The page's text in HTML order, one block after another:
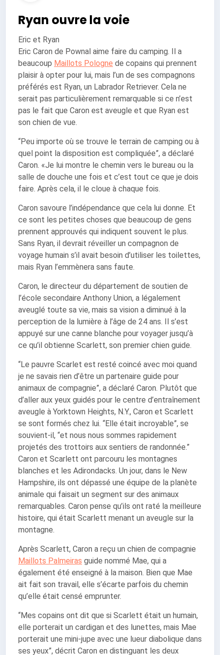
Ryan ouvre la voie
Eric et Ryan
Eric Caron de Pownal aime faire du camping. Il a
beaucoup Maillots Pologne de copains qui prennent
plaisir à opter pour lui, mais l’un de ses compagnons
préférés est Ryan, un Labrador Retriever. Cela ne
serait pas particulièrement remarquable si ce n’est
pas le fait que Caron est aveugle et que Ryan est
son chien de vue.
“Peu importe où se trouve le terrain de camping ou à
quel point la disposition est compliquée”, a déclaré
Caron. «Je lui montre le chemin vers le bureau ou la
salle de douche une fois et c’est tout ce que je dois
faire. Après cela, il le cloue à chaque fois.
Caron savoure l’indépendance que cela lui donne. Et
ce sont les petites choses que beaucoup de gens
prennent approuvés qui indiquent souvent le plus.
Sans Ryan, il devrait réveiller un compagnon de
voyage humain s’il avait besoin d’utiliser les toilettes,
mais Ryan l’emmènera sans faute.
Caron, le directeur du département de soutien de
l’école secondaire Anthony Union, a légalement
aveuglé toute sa vie, mais sa vision a diminué à la
perception de la lumière à l’âge de 24 ans. Il s’est
appuyé sur une canne blanche pour voyager jusqu’à
ce qu’il obtienne Scarlett, son premier chien guide.
“Le pauvre Scarlet est resté coincé avec moi quand
je ne savais rien d’être un partenaire guide pour
animaux de compagnie”, a déclaré Caron. Plutôt que
d’aller aux yeux guidés pour le centre d’entraînement
aveugle à Yorktown Heights, N.Y., Caron et Scarlett
se sont formés chez lui. “Elle était incroyable”, se
souvient-il, “et nous nous sommes rapidement
projetés des trottoirs aux sentiers de randonnée.”
Caron et Scarlett ont parcouru les montagnes
blanches et les Adirondacks. Un jour, dans le New
Hampshire, ils ont dépassé une équipe de la planète
animale qui faisait un segment sur des animaux
remarquables. Caron pense qu’ils ont raté la meilleure
histoire, qui était Scarlett menant un aveugle sur la
montagne.
Après Scarlett, Caron a reçu un chien de compagnie
Maillots Palmeiras guide nommé Mae, qui a
également été enseigné à la maison. Bien que Mae
ait fait son travail, elle s’écarte parfois du chemin
qu’elle était censé emprunter.
“Mes copains ont dit que si Scarlett était un humain,
elle porterait un cardigan et des lunettes, mais Mae
porterait une mini-jupe avec une lueur diabolique dans
ses yeux”, décrit Caron en distinguant les deux